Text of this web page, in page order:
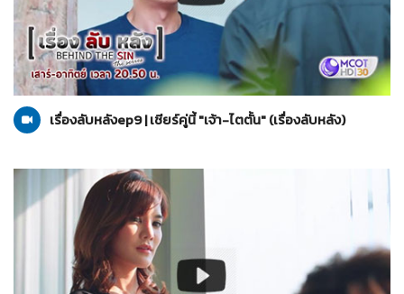
04-09-2564
เรื่องลับหลัง
เรื่องลับหลังep9 | เชียร์คู่นี้ "เจ้า-ไตตั้น" (เรื่องลับหลัง)